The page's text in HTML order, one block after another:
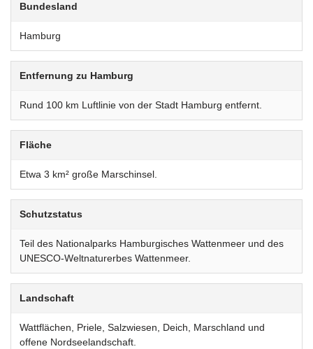
Bundesland
Hamburg
Entfernung zu Hamburg
Rund 100 km Luftlinie von der Stadt Hamburg entfernt.
Fläche
Etwa 3 km² große Marschinsel.
Schutzstatus
Teil des Nationalparks Hamburgisches Wattenmeer und des
UNESCO-Weltnaturerbes Wattenmeer.
Landschaft
Wattflächen, Priele, Salzwiesen, Deich, Marschland und
offene Nordseelandschaft.